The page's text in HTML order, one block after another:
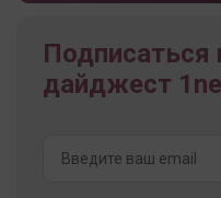
дайджест